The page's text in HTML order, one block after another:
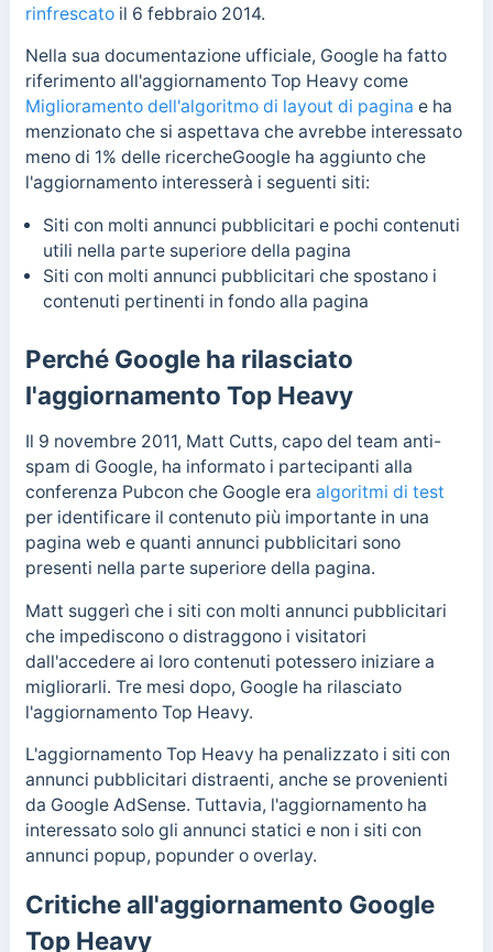
rinfrescatoil 6 febbraio 2014.
Nella sua documentazione ufficiale, Google ha fatto
riferimento all'aggiornamento Top Heavy come
Miglioramento dell'algoritmo di layout di pagina e ha
menzionato che si aspettava che avrebbe interessato
meno di 1% delle ricercheGoogle ha aggiunto che
l'aggiornamento interesserà i seguenti siti:
Siti con molti annunci pubblicitari e pochi contenuti
utili nella parte superiore della pagina
Siti con molti annunci pubblicitari che spostano i
contenuti pertinenti in fondo alla pagina
Perché Google ha rilasciato
l'aggiornamento Top Heavy
Il 9 novembre 2011, Matt Cutts, capo del team anti-
spam di Google, ha informato i partecipanti alla
conferenza Pubcon che Google era algoritmi di test
per identificare il contenuto più importante in una
pagina web e quanti annunci pubblicitari sono
presenti nella parte superiore della pagina.
Matt suggerì che i siti con molti annunci pubblicitari
che impediscono o distraggono i visitatori
dall'accedere ai loro contenuti potessero iniziare a
migliorarli. Tre mesi dopo, Google ha rilasciato
l'aggiornamento Top Heavy.
L'aggiornamento Top Heavy ha penalizzato i siti con
annunci pubblicitari distraenti, anche se provenienti
da Google AdSense. Tuttavia, l'aggiornamento ha
interessato solo gli annunci statici e non i siti con
annunci popup, popunder o overlay.
Critiche all'aggiornamento Google
Top Heavy